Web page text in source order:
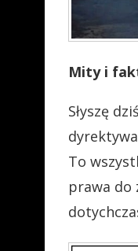
Mity i
Słyszę
To
prawa do